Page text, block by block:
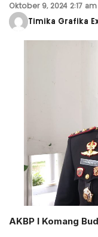
Oktober 9, 2024 2:17 am
Timika Grafika
AKBP I Komang